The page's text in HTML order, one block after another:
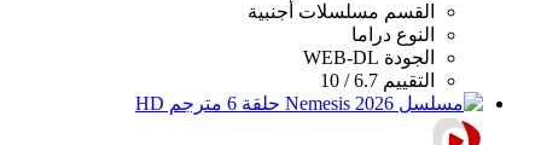
القسم مسلسلات أجنبية
النوع دراما
الجودة WEB-DL
التقييم 6.7 / 10